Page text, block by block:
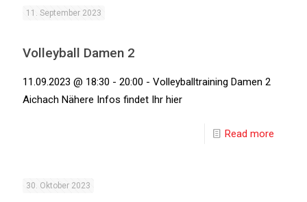
11. September 2023
Volleyball Damen 2
11.09.2023 @ 18:30 - 20:00 - Volleyballtraining Damen 2
Aichach Nähere Infos findet Ihr hier
Read more
30. Oktober 2023